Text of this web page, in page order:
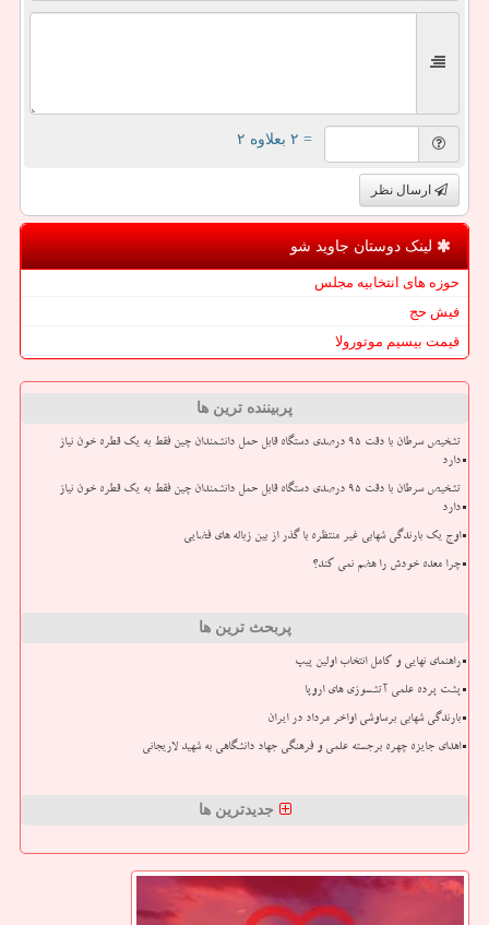
= ۲ بعلاوه ۲
ارسال نظر
لینک دوستان جاوید شو
حوزه های انتخابیه مجلس
فیش حج
قیمت بیسیم موتورولا
پربیننده ترین ها
تشخیص سرطان با دقت ۹۵ درصدی دستگاه قابل حمل دانشمندان چین فقط به یک قطره خون نیاز
دارد
تشخیص سرطان با دقت ۹۵ درصدی دستگاه قابل حمل دانشمندان چین فقط به یک قطره خون نیاز
دارد
اوج یک بارندگی شهابی غیر منتظره با گذر از بین زباله های فضایی
چرا معده خودش را هضم نمی کند؟
پربحث ترین ها
راهنمای نهایی و کامل انتخاب اولین پیپ
پشت پرده علمی آتشسوزی های اروپا
بارندگی شهابی برساوشی اواخر مرداد در ایران
اهدای جایزه چهره برجسته علمی و فرهنگی جهاد دانشگاهی به شهید لاریجانی
جدیدترین ها